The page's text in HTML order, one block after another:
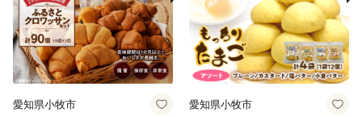
愛知県小牧市 愛知県小牧市